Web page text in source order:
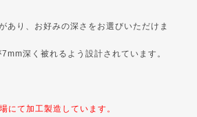
り、お好みの深さをお選びいただけま
深く被れるよう設計されています。
にて加工製造しています。